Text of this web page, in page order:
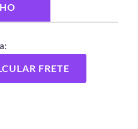
FRETE